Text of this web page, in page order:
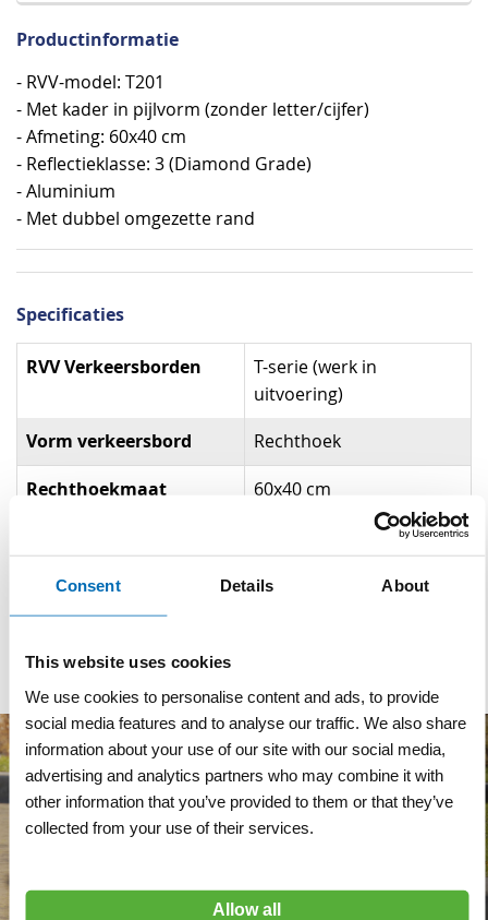
Consent Details About
This website uses cookies
We use cookies to personalise content and ads, to provide
social media features and to analyse our traffic. We also share
information about your use of our site with our social media,
advertising and analytics partners who may combine it with
other information that you’ve provided to them or that they’ve
collected from your use of their services.
Allow all
Productinformatie
- RVV-model: T201
- Met kader in pijlvorm (zonder letter/cijfer)
- Afmeting: 60x40 cm
- Reflectieklasse: 3 (Diamond Grade)
- Aluminium
- Met dubbel omgezette rand
Specificaties
Specificaties
RVV Verkeersborden
T-serie (werk in
uitvoering)
Vorm verkeersbord Rechthoek
Rechthoekmaat 60x40 cm
Reflectieklasse R3 (klasse 3)